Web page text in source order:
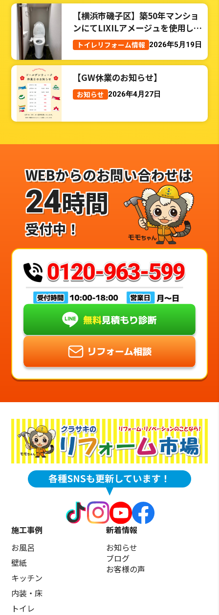
【横浜市磯子区】築50年マンショ
ンにてLIXILアメージュを使用した
トイレリフォーム事例
トイレリフォーム情報 2026年5月19日
【GW休業のお知らせ】
お知らせ 2026年4月27日
WEBからのお問い合わせは
24時間
受付中！
施工事例
お風呂
壁紙
キッチン
内装・床
トイレ
新着情報
お知らせ
ブログ
お客様の声